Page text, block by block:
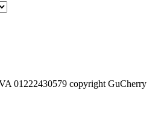
01222430579 copyright GuCherry